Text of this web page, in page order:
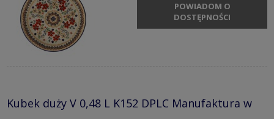
POWIADOM O
DOSTĘPNOŚCI
Kubek duży V 0,48 L K152 DPLC Manufaktura w